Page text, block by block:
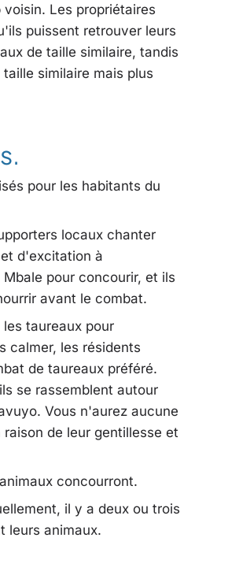
Les propriétaires
puissent retrouver leurs
de taille similaire, tandis
similaire mais plus
pour les habitants du
locaux chanter
d'excitation à
pour concourir, et ils
avant le combat.
taureaux pour
calmer, les résidents
de taureaux préféré.
se rassemblent autour
Vous n'aurez aucune
de leur gentillesse et
concourront.
il y a deux ou trois
leurs animaux.